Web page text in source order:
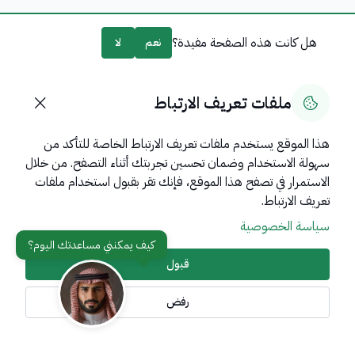
هل كانت هذه الصفحة مفيدة؟ نعم لا
روابط مهمة
عن المملكة
عن الوزارة
تواصل معنا أدوات الإتاحة وامكانية الوصول
ملفات تعريف الارتباط
هذا الموقع يستخدم ملفات تعريف الارتباط الخاصة للتأكد من
سهولة الاستخدام وضمان تحسين تجربتك أثناء التصفح. من خلال
الاستمرار في تصفح هذا الموقع، فإنك تقر بقبول استخدام ملفات
تعريف الارتباط.
سياسة الخصوصية
قبول
رفض